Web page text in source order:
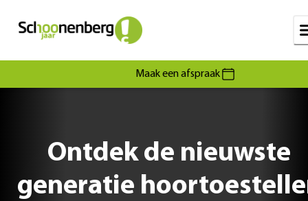
Maak een afspraak
Ontdek de nieuwste
generatie